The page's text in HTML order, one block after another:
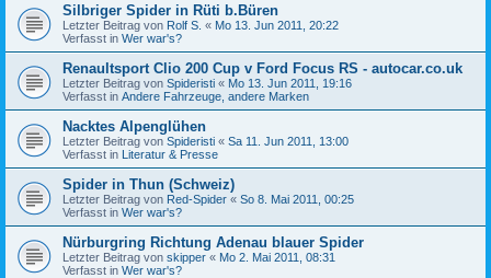
Silbriger Spider in Rüti b.Büren
Letzter Beitrag von Rolf S. « Mo 13. Jun 2011, 20:22
Verfasst in Wer war's?
Renaultsport Clio 200 Cup v Ford Focus RS - autocar.co.uk
Letzter Beitrag von Spideristi « Mo 13. Jun 2011, 19:16
Verfasst in Andere Fahrzeuge, andere Marken
Nacktes Alpenglühen
Letzter Beitrag von Spideristi « Sa 11. Jun 2011, 13:00
Verfasst in Literatur & Presse
Spider in Thun (Schweiz)
Letzter Beitrag von Red-Spider « So 8. Mai 2011, 00:25
Verfasst in Wer war's?
Nürburgring Richtung Adenau blauer Spider
Letzter Beitrag von skipper « Mo 2. Mai 2011, 08:31
Verfasst in Wer war's?